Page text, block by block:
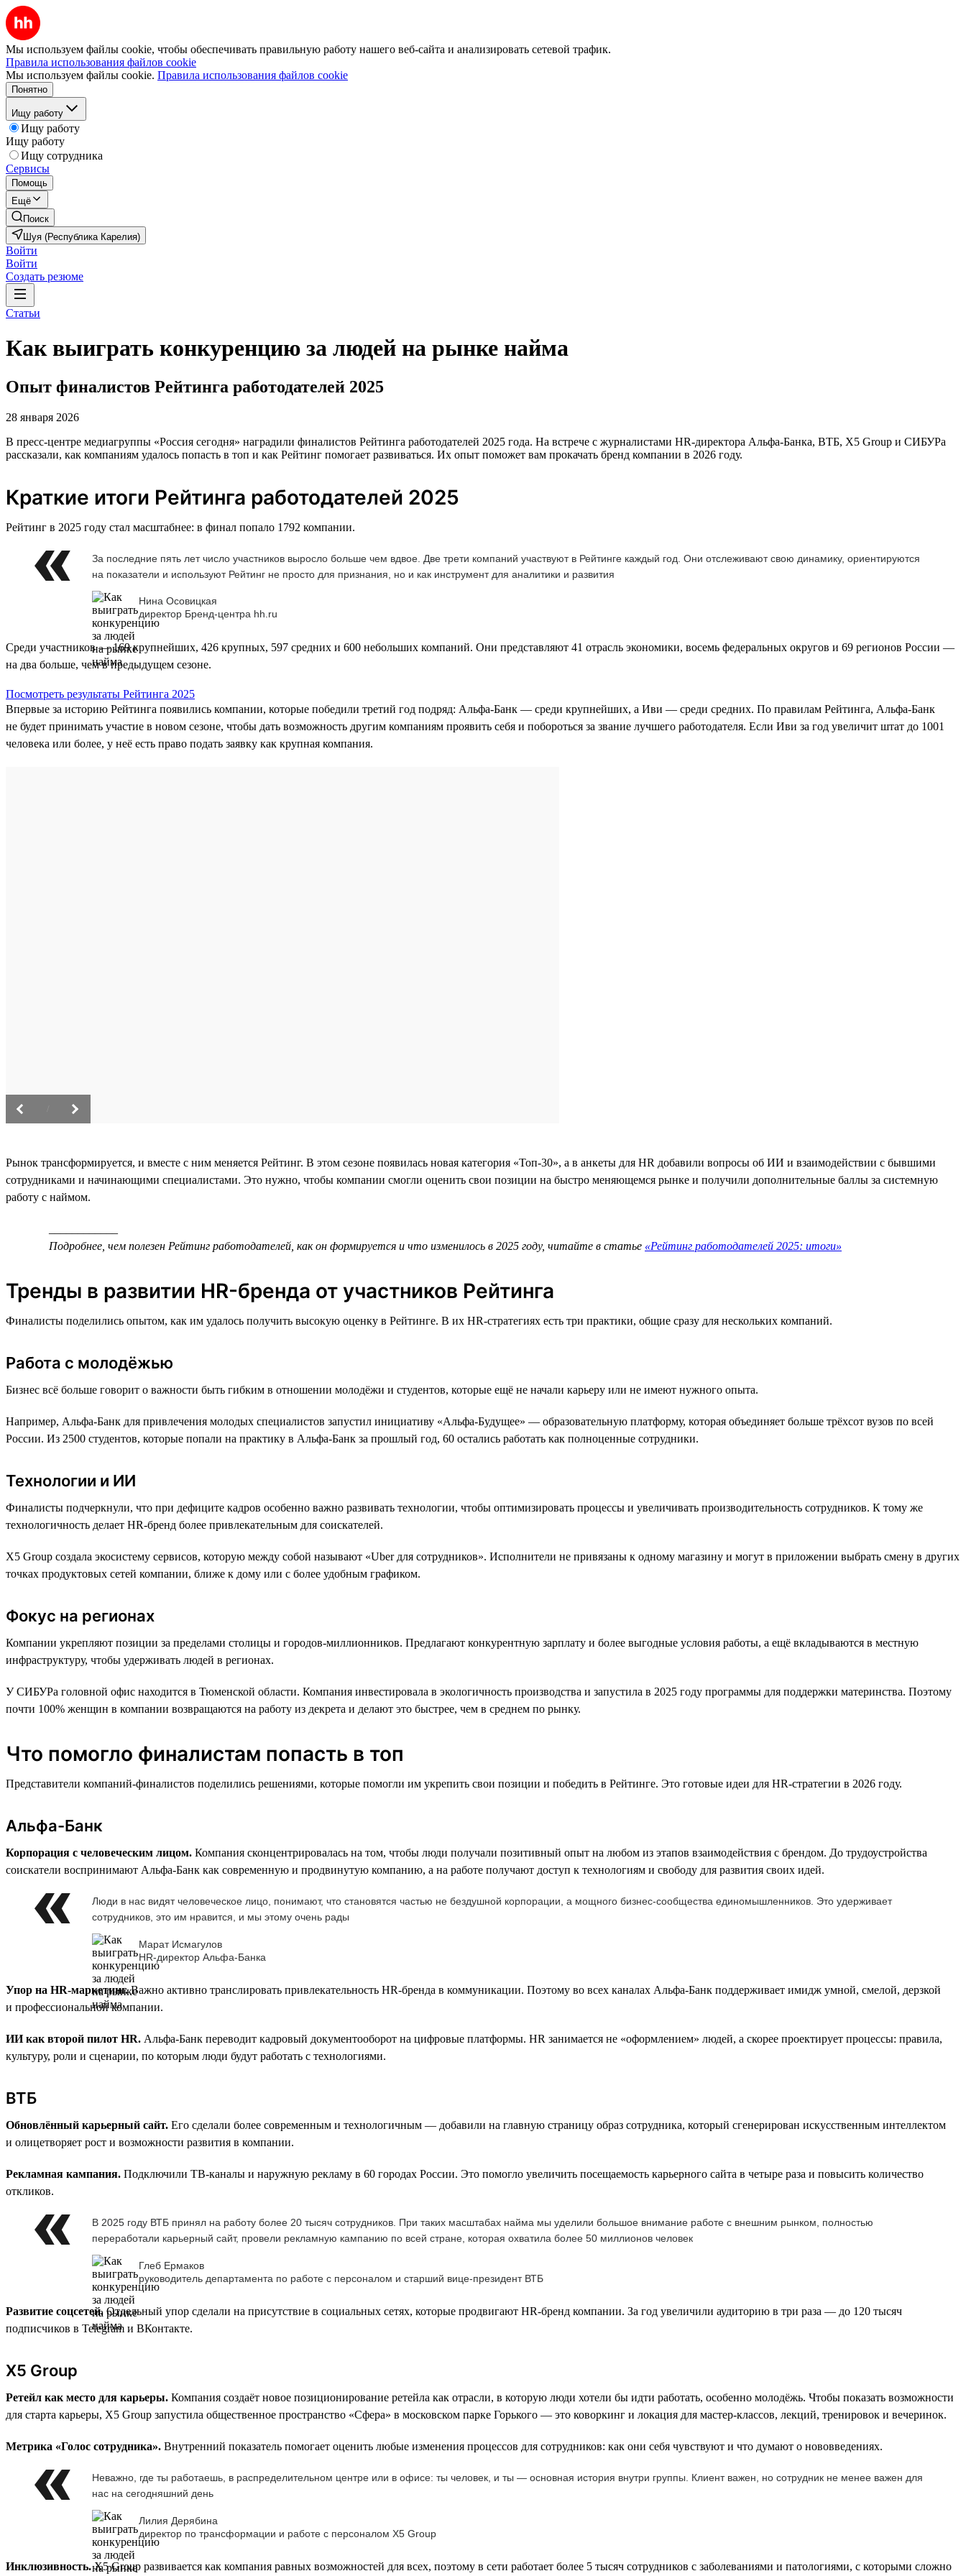
Мы используем файлы cookie, чтобы обеспечивать правильную работу нашего веб-сайта и анализировать сетевой трафик.
Правила использования файлов cookie
Мы используем файлы cookie. Правила использования файлов cookie
Понятно
Ищу работу
Ищу работу
Ищу работу
Ищу сотрудника
Сервисы
Помощь
Ещё
Поиск
Шуя (Республика Карелия)
Войти
Войти
Создать резюме
Статьи
Как выиграть конкуренцию за людей на рынке найма
Опыт финалистов Рейтинга работодателей 2025
28 января 2026
В пресс-центре медиагруппы «Россия сегодня» наградили финалистов Рейтинга работодателей 2025 года. На встрече с журналистами HR-директора Альфа-Банка, ВТБ, X5 Group и СИБУРа
рассказали, как компаниям удалось попасть в топ и как Рейтинг помогает развиваться. Их опыт поможет вам прокачать бренд компании в 2026 году.
Краткие итоги Рейтинга работодателей 2025
Рейтинг в 2025 году стал масштабнее: в финал попало 1792 компании.
За последние пять лет число участников выросло больше чем вдвое. Две трети компаний участвуют в Рейтинге каждый год. Они отслеживают свою динамику, ориентируются
на показатели и используют Рейтинг не просто для признания, но и как инструмент для аналитики и развития
Нина Осовицкая
директор Бренд-центра hh.ru
Среди участников — 169 крупнейших, 426 крупных, 597 средних и 600 небольших компаний. Они представляют 41 отрасль экономики, восемь федеральных округов и 69 регионов России —
на два больше, чем в предыдущем сезоне.
Посмотреть результаты Рейтинга 2025
Впервые за историю Рейтинга появились компании, которые победили третий год подряд: Альфа-Банк — среди крупнейших, а Иви — среди средних. По правилам Рейтинга, Альфа‑Банк
не будет принимать участие в новом сезоне, чтобы дать возможность другим компаниям проявить себя и побороться за звание лучшего работодателя. Если Иви за год увеличит штат до 1001
человека или более, у неё есть право подать заявку как крупная компания.
Рынок трансформируется, и вместе с ним меняется Рейтинг. В этом сезоне появилась новая категория «Топ-30», а в анкеты для HR добавили вопросы об ИИ и взаимодействии с бывшими
сотрудниками и начинающими специалистами. Это нужно, чтобы компании смогли оценить свои позиции на быстро меняющемся рынке и получили дополнительные баллы за системную
работу с наймом.
Подробнее, чем полезен Рейтинг работодателей, как он формируется и что изменилось в 2025 году, читайте в статье «Рейтинг работодателей 2025: итоги»
Тренды в развитии HR-бренда от участников Рейтинга
Финалисты поделились опытом, как им удалось получить высокую оценку в Рейтинге. В их HR-стратегиях есть три практики, общие сразу для нескольких компаний.
Работа с молодёжью
Бизнес всё больше говорит о важности быть гибким в отношении молодёжи и студентов, которые ещё не начали карьеру или не имеют нужного опыта.
Например, Альфа-Банк для привлечения молодых специалистов запустил инициативу «Альфа-Будущее» — образовательную платформу, которая объединяет больше трёхсот вузов по всей
России. Из 2500 студентов, которые попали на практику в Альфа-Банк за прошлый год, 60 остались работать как полноценные сотрудники.
Технологии и ИИ
Финалисты подчеркнули, что при дефиците кадров особенно важно развивать технологии, чтобы оптимизировать процессы и увеличивать производительность сотрудников. К тому же
технологичность делает HR-бренд более привлекательным для соискателей.
X5 Group создала экосистему сервисов, которую между собой называют «Uber для сотрудников». Исполнители не привязаны к одному магазину и могут в приложении выбрать смену в других
точках продуктовых сетей компании, ближе к дому или с более удобным графиком.
Фокус на регионах
Компании укрепляют позиции за пределами столицы и городов-миллионников. Предлагают конкурентную зарплату и более выгодные условия работы, а ещё вкладываются в местную
инфраструктуру, чтобы удерживать людей в регионах.
У СИБУРа головной офис находится в Тюменской области. Компания инвестировала в экологичность производства и запустила в 2025 году программы для поддержки материнства. Поэтому
почти 100% женщин в компании возвращаются на работу из декрета и делают это быстрее, чем в среднем по рынку.
Что помогло финалистам попасть в топ
Представители компаний-финалистов поделились решениями, которые помогли им укрепить свои позиции и победить в Рейтинге. Это готовые идеи для HR-стратегии в 2026 году.
Альфа-Банк
Корпорация с человеческим лицом. Компания сконцентрировалась на том, чтобы люди получали позитивный опыт на любом из этапов взаимодействия с брендом. До трудоустройства
соискатели воспринимают Альфа-Банк как современную и продвинутую компанию, а на работе получают доступ к технологиям и свободу для развития своих идей.
Люди в нас видят человеческое лицо, понимают, что становятся частью не бездушной корпорации, а мощного бизнес-сообщества единомышленников. Это удерживает
сотрудников, это им нравится, и мы этому очень рады
Марат Исмагулов
HR-директор Альфа-Банка
Упор на HR-маркетинг.Важно активно транслировать привлекательность HR-бренда в коммуникации. Поэтому во всех каналах Альфа-Банк поддерживает имидж умной, смелой, дерзкой
и профессиональной компании.
ИИ как второй пилот HR. Альфа-Банк переводит кадровый документооборот на цифровые платформы. HR занимается не «оформлением» людей, а скорее проектирует процессы: правила,
культуру, роли и сценарии, по которым люди будут работать с технологиями.
ВТБ
Обновлённый карьерный сайт. Его сделали более современным и технологичным — добавили на главную страницу образ сотрудника, который сгенерирован искусственным интеллектом
и олицетворяет рост и возможности развития в компании.
Рекламная кампания. Подключили ТВ-каналы и наружную рекламу в 60 городах России. Это помогло увеличить посещаемость карьерного сайта в четыре раза и повысить количество
откликов.
В 2025 году ВТБ принял на работу более 20 тысяч сотрудников. При таких масштабах найма мы уделили большое внимание работе с внешним рынком, полностью
переработали карьерный сайт, провели рекламную кампанию по всей стране, которая охватила более 50 миллионов человек
Глеб Ермаков
руководитель департамента по работе с персоналом и старший вице-президент ВТБ
Развитие соцсетей. Отдельный упор сделали на присутствие в социальных сетях, которые продвигают HR-бренд компании. За год увеличили аудиторию в три раза — до 120 тысяч
подписчиков в Telegram и ВКонтакте.
X5 Group
Ретейл как место для карьеры. Компания создаёт новое позиционирование ретейла как отрасли, в которую люди хотели бы идти работать, особенно молодёжь. Чтобы показать возможности
для старта карьеры, X5 Group запустила общественное пространство «Сфера» в московском парке Горького — это коворкинг и локация для мастер-классов, лекций, тренировок и вечеринок.
Метрика «Голос сотрудника». Внутренний показатель помогает оценить любые изменения процессов для сотрудников: как они себя чувствуют и что думают о нововведениях.
Неважно, где ты работаешь, в распределительном центре или в офисе: ты человек, и ты — основная история внутри группы. Клиент важен, но сотрудник не менее важен для
нас на сегодняшний день
Лилия Дерябина
директор по трансформации и работе с персоналом Х5 Group
Инклюзивность.X5 Group развивается как компания равных возможностей для всех, поэтому в сети работает более 5 тысяч сотрудников с заболеваниями и патологиями, с которыми сложно